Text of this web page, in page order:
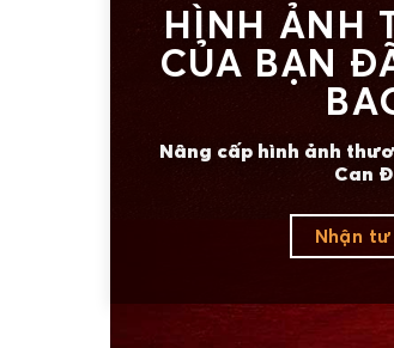
HÌNH ẢNH
CỦA BẠN
Nâng cấp hình ảnh
Can
Nhận